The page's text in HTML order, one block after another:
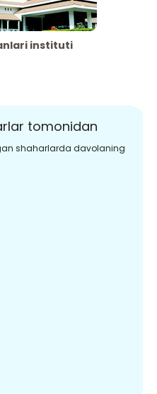
instituti
tomonidan
shaharlarda davolaning